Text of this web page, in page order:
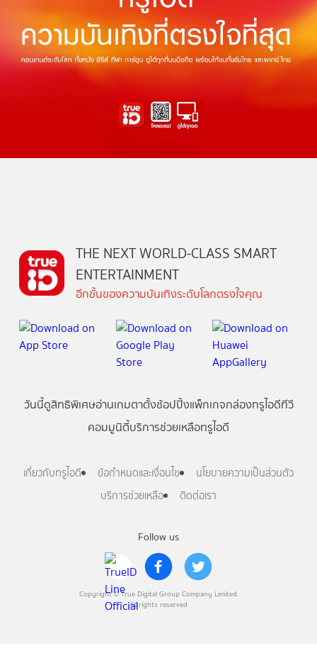
Follow us
Copyright © True Digital Group Company Limited.
All rights reserved
THE NEXT WORLD-CLASS SMART
ENTERTAINMENT
อีกขั้นของความบันเทิงระดับโลกตรงใจคุณ
วันนี้ดูสิทธิพิเศษอ่านเกมตาตั้งช้อปปิ้งแพ็กเกจกล่องทรูไอดีทีวี
คอมมูนิตี้บริการช่วยเหลือทรูไอดี
เกี่ยวกับทรูไอดี ข้อกำหนดและเงื่อนไข
นโยบายความเป็นส่วนตัว
บริการช่วยเหลือ
ติดต่อเรา